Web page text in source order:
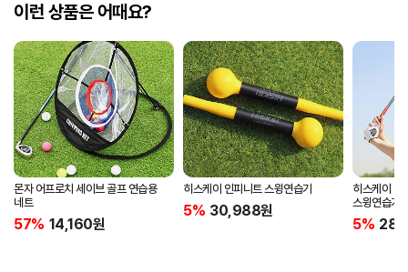
이런 상품은 어때요?
몬자 어프로치 세이브 골프 연습용
네트
57% 14,160원
히스케이 인피니트 스윙연습기
5% 30,988원
히스케이 인
스윙연습기
5%